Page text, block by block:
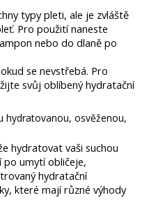
typy pleti, ale je zvláště
Pro použití naneste
nebo do dlaně po
se nevstřebá. Pro
svůj oblíbený hydratační
hydratovanou, osvěženou,
hydratovat vaši suchou
po umytí obličeje,
hydratační
které mají různé výhody